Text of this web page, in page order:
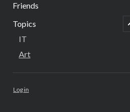
Friends
Topics
IT
Art
Log in